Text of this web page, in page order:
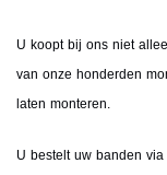
U koopt bij ons niet
van onze honderden
laten monteren.
U bestelt uw banden